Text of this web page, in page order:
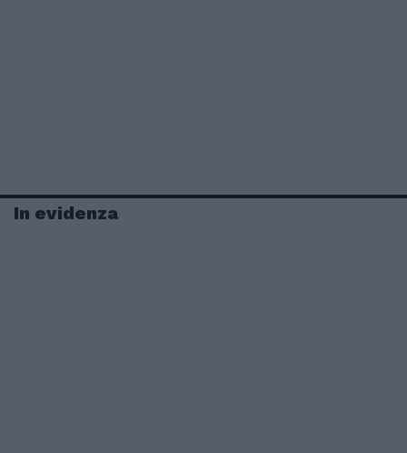
In evidenza